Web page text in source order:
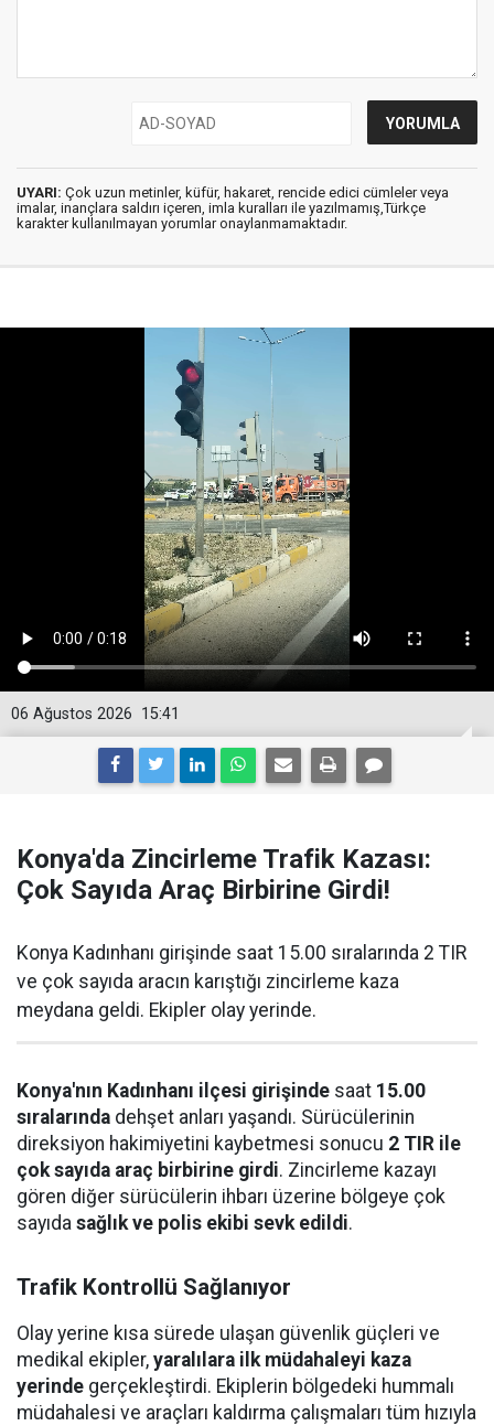
UYARI: Çok uzun metinler, küfür, hakaret, rencide edici cümleler veya
imalar, inançlara saldırı içeren, imla kuralları ile yazılmamış,Türkçe
karakter kullanılmayan yorumlar onaylanmamaktadır.
15:41
06 Ağustos 2026
Konya'da Zincirleme Trafik Kazası:
Çok Sayıda Araç Birbirine Girdi!
Konya Kadınhanı girişinde saat 15.00 sıralarında 2 TIR
ve çok sayıda aracın karıştığı zincirleme kaza
meydana geldi. Ekipler olay yerinde.
Konya'nın Kadınhanı ilçesi girişinde saat 15.00
sıralarında dehşet anları yaşandı. Sürücülerinin
direksiyon hakimiyetini kaybetmesi sonucu 2 TIR ile
çok sayıda araç birbirine girdi. Zincirleme kazayı
gören diğer sürücülerin ihbarı üzerine bölgeye çok
sayıda sağlık ve polis ekibi sevk edildi.
Trafik Kontrollü Sağlanıyor
Olay yerine kısa sürede ulaşan güvenlik güçleri ve
medikal ekipler, yaralılara ilk müdahaleyi kaza
yerinde gerçekleştirdi. Ekiplerin bölgedeki hummalı
müdahalesi ve araçları kaldırma çalışmaları tüm hızıyla